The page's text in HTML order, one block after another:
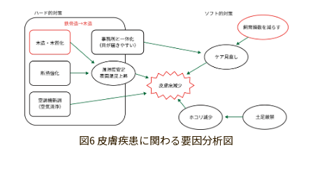
図6 皮膚疾患に関わる要因分析図